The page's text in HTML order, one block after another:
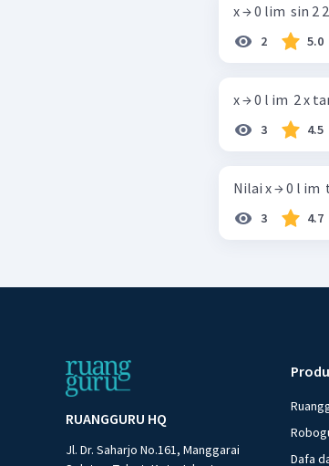
x → 0 lim ​ sin 2 2
2 5.0
x → 0 l im ​ 2 x
3 4.5
Nilai x → 0 l im
3 4.7
RUANGGURU HQ
Jl. Dr. Saharjo No.161, Manggarai
Dafa